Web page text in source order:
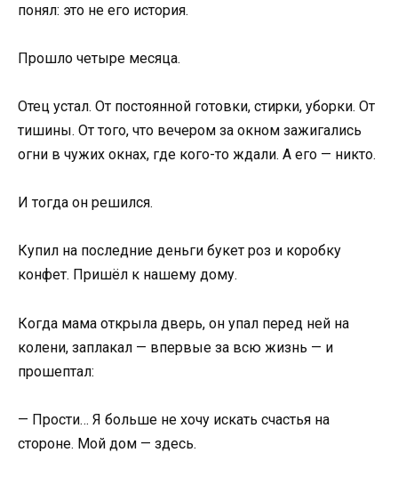
понял: это не его история.
Прошло четыре месяца.
Отец устал. От постоянной готовки, стирки, уборки. От
тишины. От того, что вечером за окном зажигались
огни в чужих окнах, где кого-то ждали. А его — никто.
И тогда он решился.
Купил на последние деньги букет роз и коробку
конфет. Пришёл к нашему дому.
Когда мама открыла дверь, он упал перед ней на
колени, заплакал — впервые за всю жизнь — и
прошептал:
— Прости… Я больше не хочу искать счастья на
стороне. Мой дом — здесь.